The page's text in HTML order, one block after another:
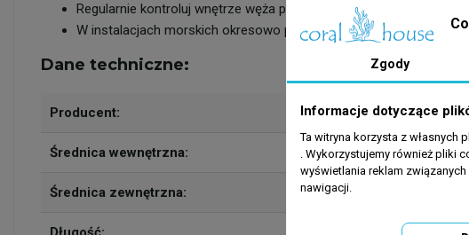
Regularnie kontroluj wnętrze węża pod kątem osadów.
W instalacjach morskich okresowo przepłukuj wąż z osadów soli.
Dane techniczne:
Producent:
Średnica wewnętrzna:
Średnica zewnętrzna:
Zgody
Informacje dotyczące
Ta witryna korzysta z
. Wykorzystujemy również pliki
wyświetlania reklam
nawigacji.